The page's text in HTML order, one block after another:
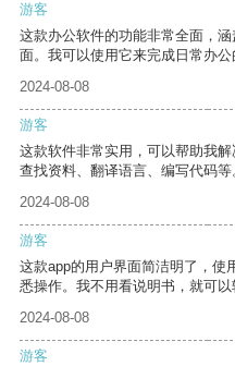
游客
这款办公软件的功能非常全面，
面。我可以使用它来完成日常办公
2024-08-08
游客
这款软件非常实用，可以帮助我
查找资料、翻译语言、编写代码等
2024-08-08
游客
这款app的用户界面简洁明了，使
悉操作。我不用看说明书，就可以
2024-08-08
游客